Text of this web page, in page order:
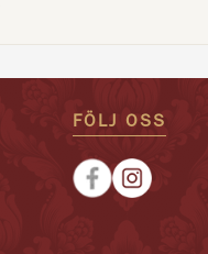
FÖLJ OSS